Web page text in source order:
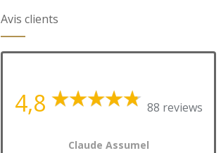
Avis clients
4,8 88 reviews
Claude Assumel